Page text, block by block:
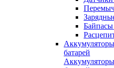
батарей